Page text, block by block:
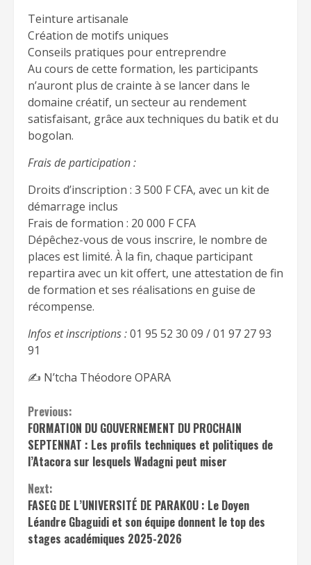
Teinture artisanale
Création de motifs uniques
Conseils pratiques pour entreprendre
Au cours de cette formation, les participants
n’auront plus de crainte à se lancer dans le
domaine créatif, un secteur au rendement
satisfaisant, grâce aux techniques du batik et du
bogolan.
Frais de participation :
Droits d’inscription : 3 500 F CFA, avec un kit de
démarrage inclus
Frais de formation : 20 000 F CFA
Dépêchez-vous de vous inscrire, le nombre de
places est limité. À la fin, chaque participant
repartira avec un kit offert, une attestation de fin
de formation et ses réalisations en guise de
récompense.
Infos et inscriptions :01 95 52 30 09 / 01 97 27 93
91
✍️ N’tcha Théodore OPARA
Continue
Reading
Previous:
FORMATION DU GOUVERNEMENT DU PROCHAIN
SEPTENNAT : Les profils techniques et politiques de
l’Atacora sur lesquels Wadagni peut miser
Next:
FASEG DE L’UNIVERSITÉ DE PARAKOU : Le Doyen
Léandre Gbaguidi et son équipe donnent le top des
stages académiques 2025-2026